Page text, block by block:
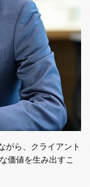
がら、クライアント
価値を生み出すこ